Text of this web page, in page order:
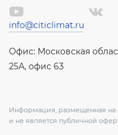
info@citiclimat.ru
Офис: Московская
25А, офис 63
Информация, размещенная на
и не является публичной